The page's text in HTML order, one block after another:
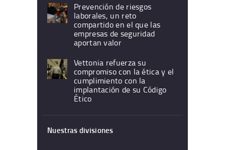
Prevención de riesgos
laborales, un reto
compartido en el que las
empresas de seguridad
aportan valor
Vettonia refuerza su
compromiso con la ética y el
cumplimiento con la
implantación de su Código
Ético
Nuestras divisiones